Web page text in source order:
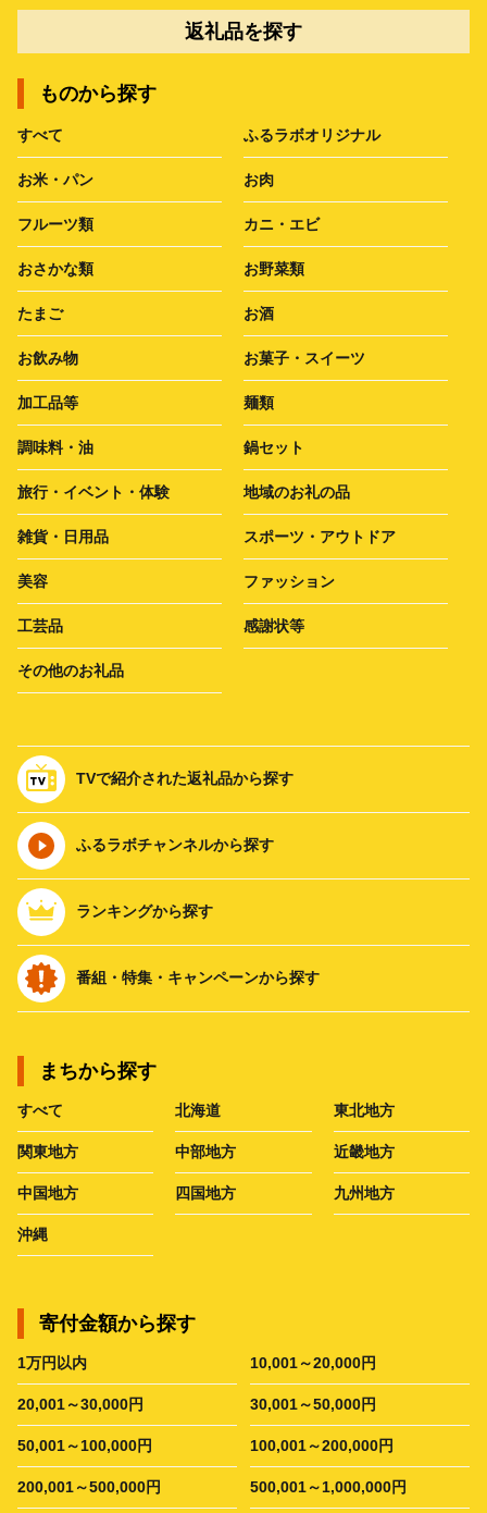
返礼品を探す
ものから探す
すべて ふるラボオリジナル
お米・パン お肉
フルーツ類 カニ・エビ
おさかな類 お野菜類
たまご お酒
お飲み物 お菓子・スイーツ
加工品等 麺類
調味料・油 鍋セット
旅行・イベント・体験 地域のお礼の品
雑貨・日用品 スポーツ・アウトドア
美容 ファッション
工芸品 感謝状等
その他のお礼品
TVで紹介された返礼品から探す
ふるラボチャンネルから探す
ランキングから探す
番組・特集・キャンペーンから探す
まちから探す
すべて 北海道 東北地方
関東地方 中部地方 近畿地方
中国地方 四国地方 九州地方
沖縄
寄付金額から探す
1万円以内 10,001～20,000円
20,001～30,000円 30,001～50,000円
50,001～100,000円 100,001～200,000円
200,001～500,000円 500,001～1,000,000円